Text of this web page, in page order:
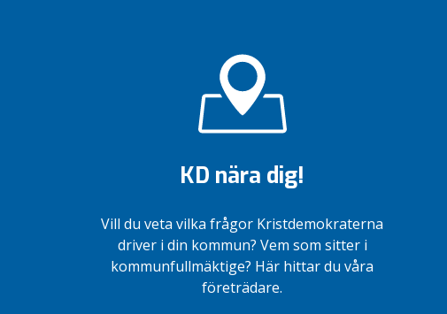
KD nära dig!
Vill du veta vilka frågor Kristdemokraterna
driver i din kommun? Vem som sitter i
kommunfullmäktige? Här hittar du våra
företrädare.